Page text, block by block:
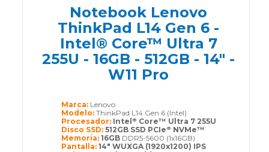
Notebook Lenovo
ThinkPad L14 Gen 6 -
Intel® Core™ Ultra 7
255U - 16GB - 512GB - 14" -
W11 Pro
Marca: Lenovo
Modelo: ThinkPad L14 Gen 6 (Intel)
Procesador: Intel ® Core™ Ultra 7 255U
Disco SSD: 512GB SSD PCIe ® NVMe™
Memoria: 16GBDDR5-5600 (1x16GB)
Pantalla: 14" WUXGA (1920x1200) IPS